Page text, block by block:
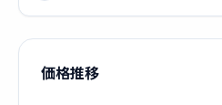
価格推移